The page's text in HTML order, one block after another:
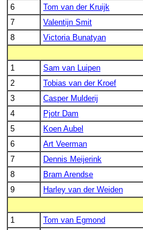
6
Tom van der Kruijk
7
Valentijn Smit
8
Victoria Bunatyan
1
Sam van Luipen
2
Tobias van der Kroef
3
Casper Mulderij
4
Pjotr Dam
5
Koen Aubel
6
Art Veerman
7
Dennis Meijerink
8
Bram Arendse
9
Harley van der Weiden
1
Tom van Egmond